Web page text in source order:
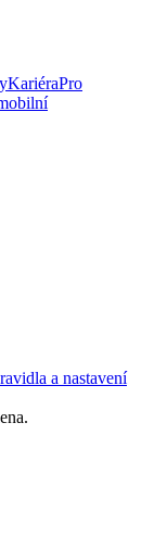
KariéraPro
a nastavení